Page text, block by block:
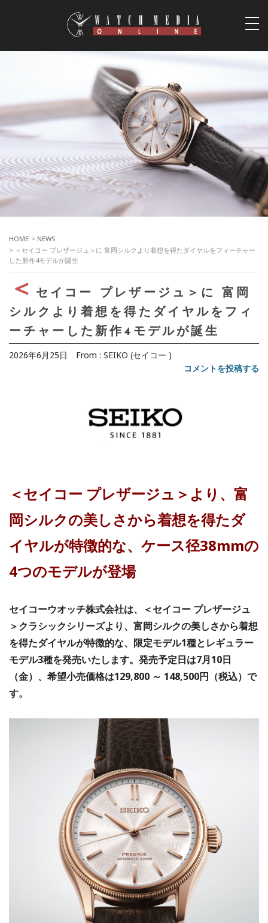
HOME > NEWS
> ＜セイコー プレザージュ＞に 富岡シルクより着想を得たダイヤルをフィーチャー
した新作4モデルが誕生
＜
セイコー プレザージュ＞に 富岡
シルクより着想を得たダイヤルをフィ
ーチャーした新作4モデルが誕生
2026年6月25日 From : SEIKO (セイコー )
コメントを投稿する
＜セイコー プレザージュ＞より、富
岡シルクの美しさから着想を得たダ
イヤルが特徴的な、ケース径38mmの
4つのモデルが登場
セイコーウオッチ株式会社は、＜セイコー プレザージュ
＞クラシックシリーズより、富岡シルクの美しさから着想
を得たダイヤルが特徴的な、限定モデル1種とレギュラー
モデル3種を発売いたします。発売予定日は7月10日
（金）、希望小売価格は129,800 ～ 148,500円（税込）で
す。